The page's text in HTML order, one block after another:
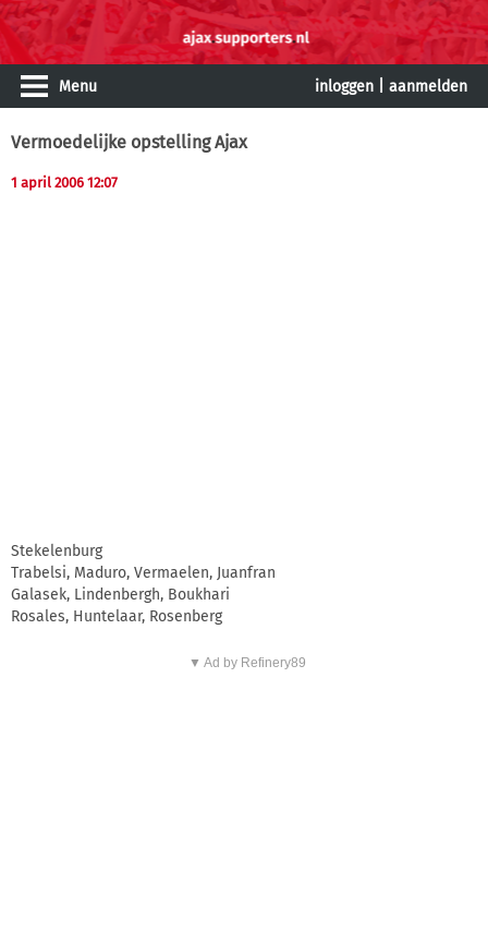
Menu inloggen aanmelden
Vermoedelijke opstelling Ajax
1 april 2006 12:07
Stekelenburg
Trabelsi, Maduro, Vermaelen, Juanfran
Galasek, Lindenbergh, Boukhari
Rosales, Huntelaar, Rosenberg
▼ Ad by Refinery89